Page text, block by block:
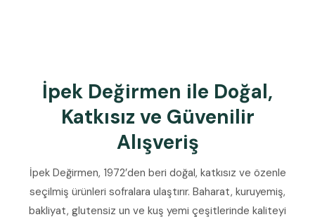
İpek Değirmen ile Doğal,
Katkısız ve Güvenilir
Alışveriş
İpek Değirmen, 1972’den beri doğal, katkısız ve özenle
seçilmiş ürünleri sofralara ulaştırır. Baharat, kuruyemiş,
bakliyat, glutensiz un ve kuş yemi çeşitlerinde kaliteyi